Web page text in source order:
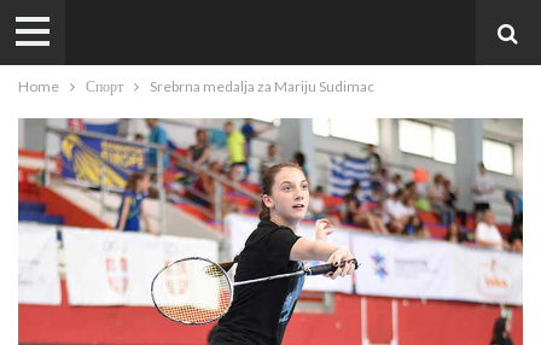
Home Спорт Srebrna medalja za Mariju Sudimac